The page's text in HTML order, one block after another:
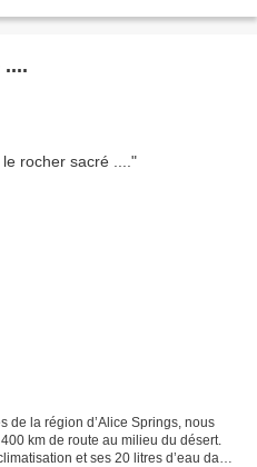
de la région d’Alice Springs, nous
km de route au milieu du désert.
et ses 20 litres d’eau dans